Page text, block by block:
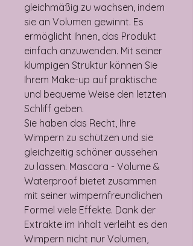
gleichmäßig zu wachsen, indem
sie an Volumen gewinnt. Es
ermöglicht Ihnen, das Produkt
einfach anzuwenden. Mit seiner
klumpigen Struktur können Sie
Ihrem Make-up auf praktische
und bequeme Weise den letzten
Schliff geben.
Sie haben das Recht, Ihre
Wimpern zu schützen und sie
gleichzeitig schöner aussehen
zu lassen. Mascara - Volume &
Waterproof bietet zusammen
mit seiner wimpernfreundlichen
Formel viele Effekte. Dank der
Extrakte im Inhalt verleiht es den
Wimpern nicht nur Volumen,